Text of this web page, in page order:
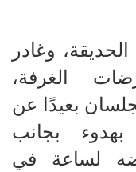
وغادر
الغرفة،
يجلسان بعيدًا عن
بجانب
لساعة في